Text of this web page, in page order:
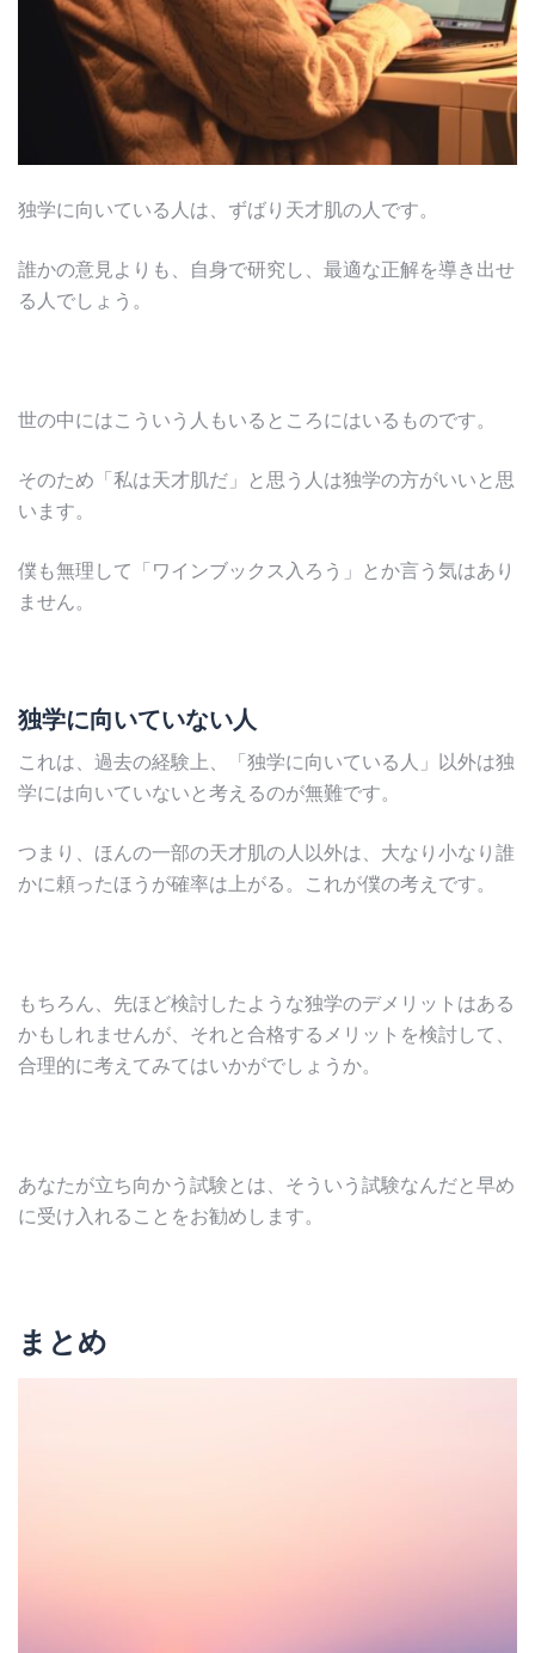
独学に向いている人は、ずばり天才肌の人です。
誰かの意見よりも、自身で研究し、最適な正解を導き出せ
る人でしょう。
世の中にはこういう人もいるところにはいるものです。
そのため「私は天才肌だ」と思う人は独学の方がいいと思
います。
僕も無理して「ワインブックス入ろう」とか言う気はあり
ません。
独学に向いていない人
これは、過去の経験上、「独学に向いている人」以外は独
学には向いていないと考えるのが無難です。
つまり、ほんの一部の天才肌の人以外は、大なり小なり誰
かに頼ったほうが確率は上がる。これが僕の考えです。
もちろん、先ほど検討したような独学のデメリットはある
かもしれませんが、それと合格するメリットを検討して、
合理的に考えてみてはいかがでしょうか。
あなたが立ち向かう試験とは、そういう試験なんだと早め
に受け入れることをお勧めします。
まとめ